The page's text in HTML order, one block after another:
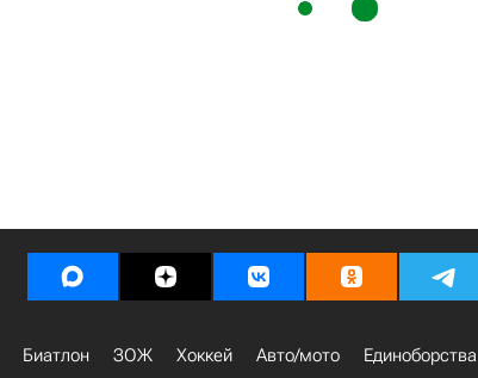
Биатлон ЗОЖ Хоккей Авто/мото Единоборства